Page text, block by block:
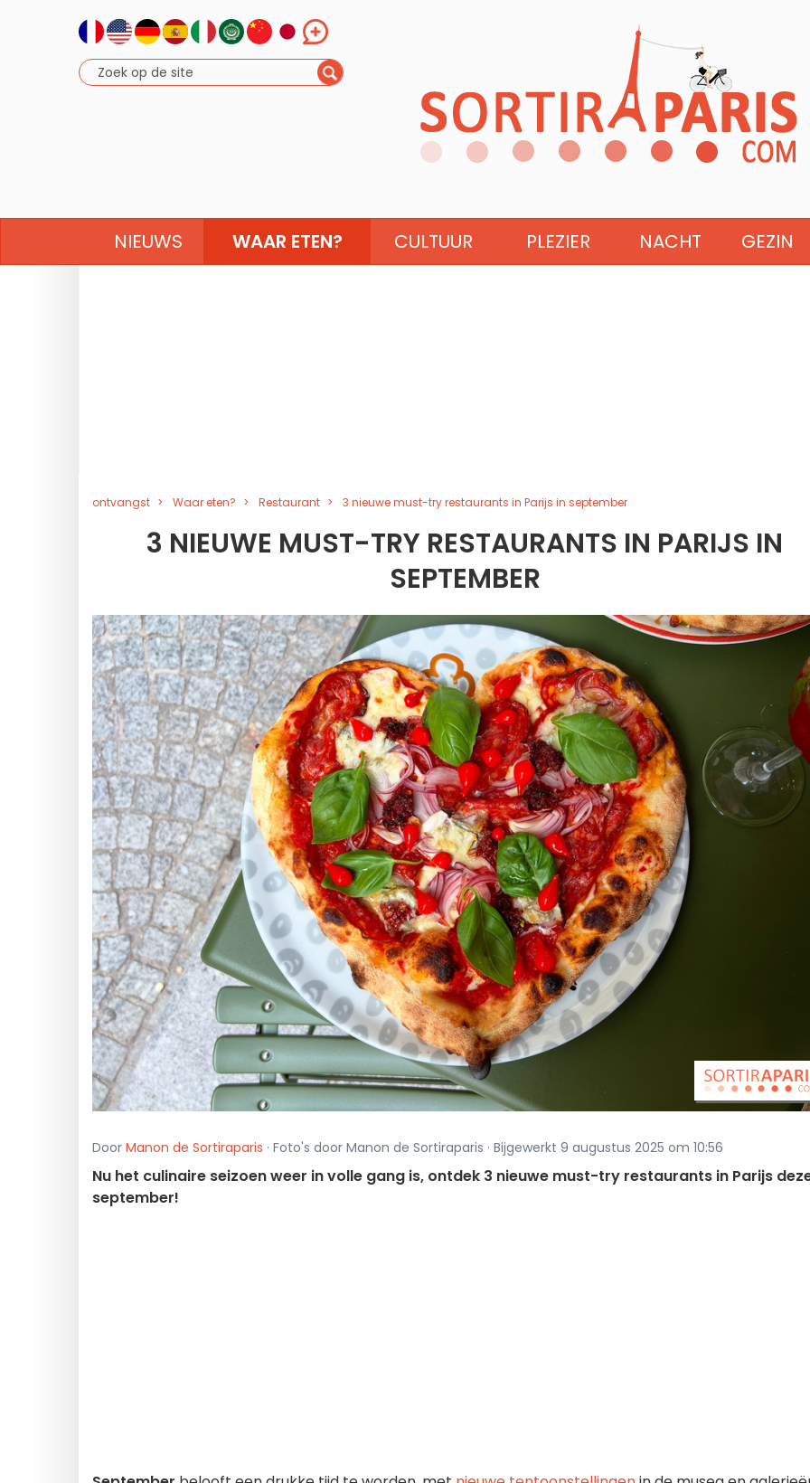
NIEUWS WAAR ETEN? CULTUUR PLEZIER NACHT GEZIN
ontvangst Waar eten? Restaurant 3 nieuwe must-try restaurants in Parijs in september
3 NIEUWE MUST-TRY RESTAURANTS IN PARIJS IN
SEPTEMBER
Door Manon de Sortiraparis · Foto's door Manon de Sortiraparis · Bijgewerkt 9 augustus 2025 om 10:56
Nu het culinaire seizoen weer in volle gang is, ontdek 3 nieuwe must-try restaurants in Parijs
september!